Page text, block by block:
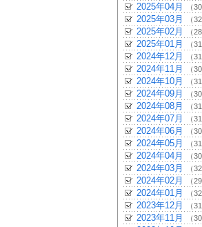
2025年04月 （
2025年03月 （
2025年02月 （
2025年01月 （
2024年12月 （
2024年11月 （
2024年10月 （
2024年09月 （
2024年08月 （
2024年07月 （
2024年06月 （
2024年05月 （
2024年04月 （
2024年03月 （
2024年02月 （
2024年01月 （
2023年12月 （
2023年11月 （